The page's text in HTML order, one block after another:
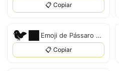
📋 Copiar
🐦‍⬛ Emoji de Pássaro Preto
📋 Copiar